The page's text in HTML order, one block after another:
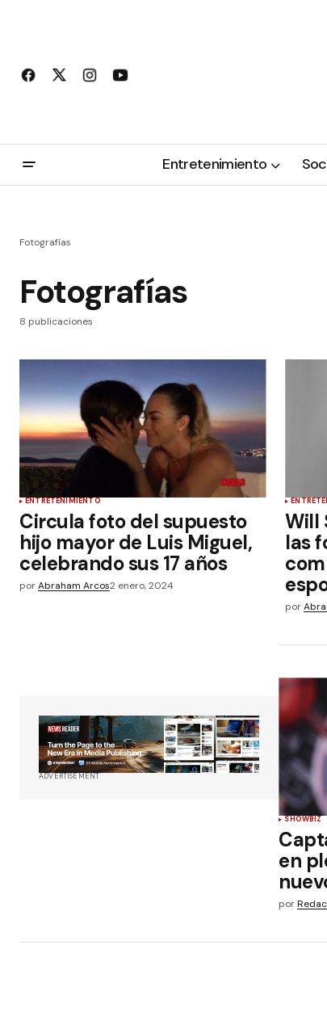
Entretenimiento
Fotografías
Fotografías
8 publicaciones
ENTRETENIMIENTO
Circula foto del supuesto
hijo mayor de Luis Miguel,
celebrando sus 17 años
porAbraham Arcos2 enero, 2024
Will
las
por
ADVERTISEMENT
SHOWBIZ
en
por